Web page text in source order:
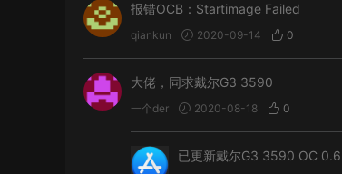
报错OCB：Startimage Failed
qiankun 2020-09-14 0
大佬，同求戴尔G3 3590
一个der 2020-08-18 0
已更新戴尔G3 3590 OC